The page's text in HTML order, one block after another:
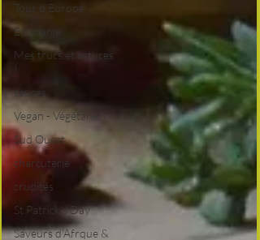
Tour d'Europe
Epiphanie
Mes trucs et astuces
!
sauces
Vegan - Végétarien
Sud Ouest
charcuterie
crudités
St Patrick's Day
Saveurs d'Afrque &